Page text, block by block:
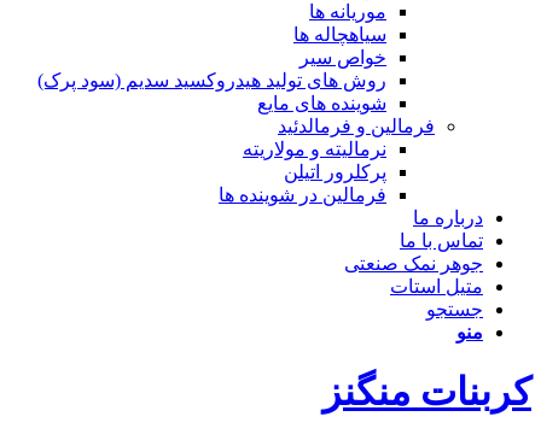
موریانه ها
سیاهچاله ها
خواص سیر
روش های تولید هیدروکسید سدیم (سود پرک)
شوینده های مایع
فرمالین و فرمالدئید
نرمالیته و مولاریته
پرکلرور اتیلن
فرمالین در شوینده ها
درباره ما
تماس با ما
جوهر نمک صنعتی
متیل استات
جستجو
منو
کربنات منگنز